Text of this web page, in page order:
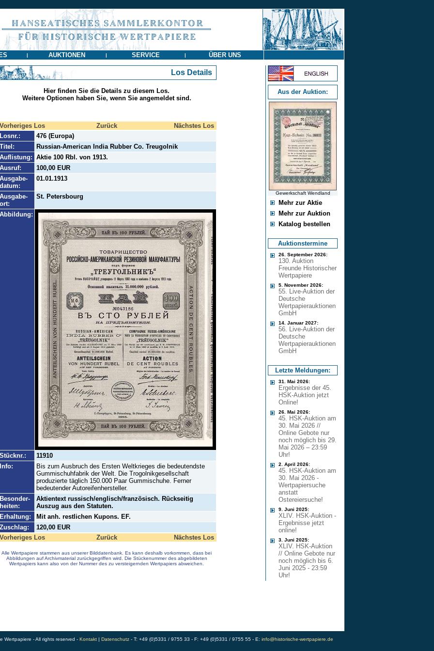
| AUKTIONEN | SERVICE | ÜBER UNS
Los Details
Hier finden Sie die Details zu diesem Los.
Weitere Optionen haben Sie, wenn Sie angemeldet sind.
Los Zurück
Nächstes Los
476 (Europa)
Russian-American India Rubber Co. Treugolnik
Aktie 100 Rbl. von 1913.
100,00 EUR
01.01.1913
St. Petersbourg
11910
Bis zum Ausbruch des Ersten Weltkrieges die bedeutendste
Gummischuhfabrik der Welt. Die Trogolnikgesellschaft
produzierte täglich 150.000 Paar Gummischuhe. Ferner
bedeutender Autoreifenhersteller.
Aktientext russisch/englisch/französisch. Rückseitig
Auszug aus den Statuten.
Mit anh. restlichen Kupons. EF.
120,00 EUR
Los
Zurück Nächstes Los
Alle Wertpapiere stammen aus unserer Bilddatenbank. Es kann deshalb vorkommen, dass bei
Abbildungen auf Archivmaterial zurückgegriffen wird. Die Stückenummer des abgebildeten
Wertpapiers kann also von der Nummer des zu versteigernden Wertpapiers abweichen.
Aus der Auktion:
Gewerkschaft Wendland
Mehr zur Aktie
Mehr zur Auktion
Katalog bestellen
Auktionstermine
26. September 2026:
130. Auktion
Freunde Historischer
Wertpapiere
5. November 2026:
55. Live-Auktion der
Deutsche
Wertpapierauktionen
GmbH
14. Januar 2027:
56. Live-Auktion der
Deutsche
Wertpapierauktionen
GmbH
Letzte Meldungen:
31. Mai 2026:
Ergebnisse der 45.
HSK-Auktion jetzt
Online!
26. Mai 2026:
45. HSK-Auktion am
30. Mai 2026 //
Online Gebote nur
noch möglich bis 29.
Mai 2026 – 23:59
Uhr!
2. April 2026:
45. HSK-Auktion am
30. Mai 2026 -
Wertpapiersuche
anstatt
Ostereiersuche!
9. Juni 2025:
XLIV. HSK-Auktion -
Ergebnisse jetzt
online!
3. Juni 2025:
XLIV. HSK-Auktion
// Online Gebote nur
noch möglich bis 6.
Juni 2025 - 23:59
Uhr!
Wertpapiere - All rights reserved - Kontakt| Datenschutz- T: +49 (0)5331 / 9755 33 - F: +49 (0)5331 / 9755 55 - E: info@historische-wertpapiere.de